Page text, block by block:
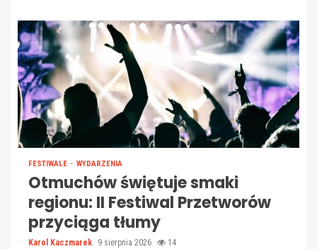
FESTIWALE WYDARZENIA
Otmuchów świętuje smaki
regionu: II Festiwal Przetworów
przyciąga tłumy
Karol Kaczmarek 9 sierpnia 2026 14